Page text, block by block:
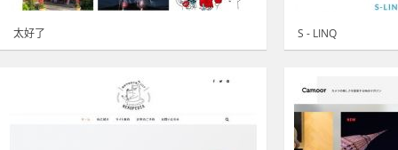
太好了 S - LINQ